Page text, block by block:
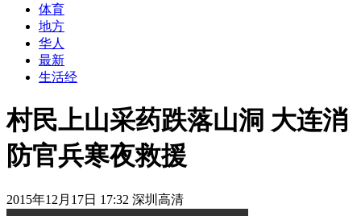
体育
地方
华人
最新
生活经
村民上山采药跌落山洞 大连消
防官兵寒夜救援
2015年12月17日 17:32 深圳高清